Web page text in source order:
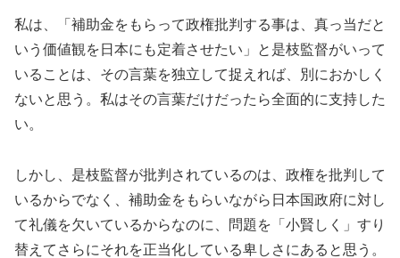
私は、「補助金をもらって政権批判する事は、真っ当だと
いう価値観を日本にも定着させたい」と是枝監督がいって
いることは、その言葉を独立して捉えれば、別におかしく
ないと思う。私はその言葉だけだったら全面的に支持した
い。
しかし、是枝監督が批判されているのは、政権を批判して
いるからでなく、補助金をもらいながら日本国政府に対し
て礼儀を欠いているからなのに、問題を「小賢しく」すり
替えてさらにそれを正当化している卑しさにあると思う。